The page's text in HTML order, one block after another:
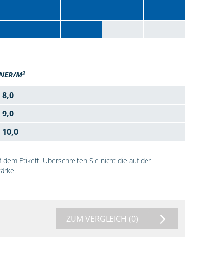
M2
8,0
9,0
10,0
Etikett. Überschreiten Sie nicht die auf der
ZUM VERGLEICH (0)